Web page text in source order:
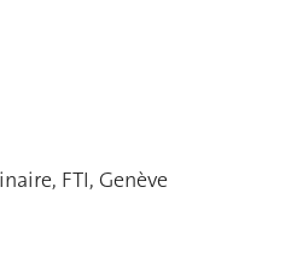
FTI, Genève